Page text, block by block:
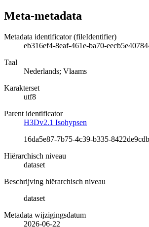
Meta-metadata
Metadata identificator (fileIdentifier)
eb316ef4-8eaf-461e-ba70-
Taal
Nederlands; Vlaams
Karakterset
utf8
Parent identificator
H3Dv2.1 Isohypsen
16da5e87-7b75-4c39-b335-
Hiërarchisch niveau
dataset
Beschrijving hiërarchisch niveau
dataset
Metadata wijzigingsdatum
2026-06-22